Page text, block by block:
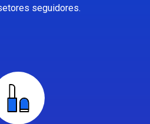
seguidores.